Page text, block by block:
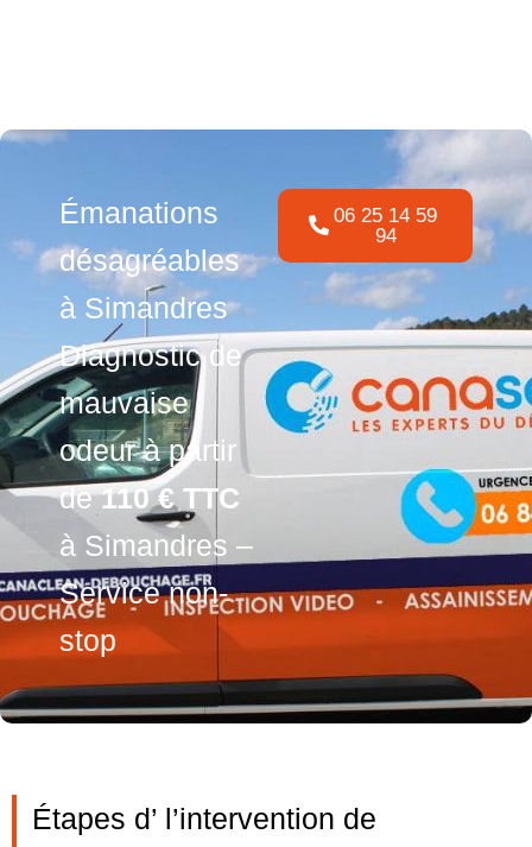
Émanations
désagréables
à Simandres
Diagnostic de
mauvaise
odeur à partir
de110 € TTC
à Simandres –
Service non-
stop
06 25 14 59
94
Étapes d’ l’intervention de